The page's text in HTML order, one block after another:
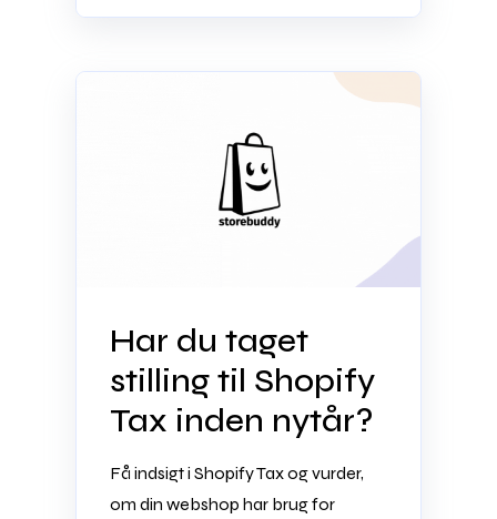
Har du taget
stilling til Shopify
Tax inden nytår?
Få indsigt i Shopify Tax og vurder,
om din webshop har brug for